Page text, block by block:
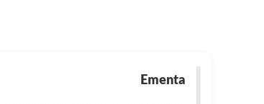
Ementa